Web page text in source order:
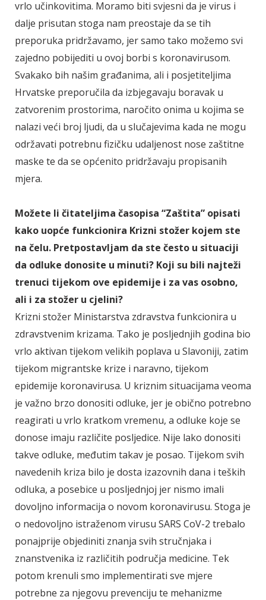
vrlo učinkovitima. Moramo biti svjesni da je virus i
dalje prisutan stoga nam preostaje da se tih
preporuka pridržavamo, jer samo tako možemo svi
zajedno pobijediti u ovoj borbi s koronavirusom.
Svakako bih našim građanima, ali i posjetiteljima
Hrvatske preporučila da izbjegavaju boravak u
zatvorenim prostorima, naročito onima u kojima se
nalazi veći broj ljudi, da u slučajevima kada ne mogu
održavati potrebnu fizičku udaljenost nose zaštitne
maske te da se općenito pridržavaju propisanih
mjera.
Možete li čitateljima časopisa “Zaštita” opisati
kako uopće funkcionira Krizni stožer kojem ste
na čelu. Pretpostavljam da ste često u situaciji
da odluke donosite u minuti? Koji su bili najteži
trenuci tijekom ove epidemije i za vas osobno,
ali i za stožer u cjelini?
Krizni stožer Ministarstva zdravstva funkcionira u
zdravstvenim krizama. Tako je posljednjih godina bio
vrlo aktivan tijekom velikih poplava u Slavoniji, zatim
tijekom migrantske krize i naravno, tijekom
epidemije koronavirusa. U kriznim situacijama veoma
je važno brzo donositi odluke, jer je obično potrebno
reagirati u vrlo kratkom vremenu, a odluke koje se
donose imaju različite posljedice. Nije lako donositi
takve odluke, međutim takav je posao. Tijekom svih
navedenih kriza bilo je dosta izazovnih dana i teških
odluka, a posebice u posljednjoj jer nismo imali
dovoljno informacija o novom koronavirusu. Stoga je
o nedovoljno istraženom virusu SARS CoV-2 trebalo
ponajprije objediniti znanja svih stručnjaka i
znanstvenika iz različitih područja medicine. Tek
potom krenuli smo implementirati sve mjere
potrebne za njegovu prevenciju te mehanizme